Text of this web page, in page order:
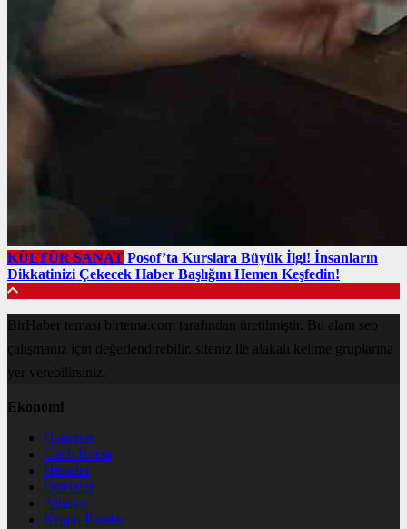
KÜLTÜR SANAT Posof’ta Kurslara Büyük İlgi! İnsanların
Dikkatinizi Çekecek Haber Başlığını Hemen Keşfedin!
BirHaber teması birtema.com tarafından üretilmiştir. Bu alanı seo
çalışmanız için değerlendirebilir, siteniz ile alakalı kelime gruplarına
yer verebilirsiniz.
Ekonomi
Haberler
Canlı Borsa
Hisseler
Dövizler
Altınlar
Kripto Paralar